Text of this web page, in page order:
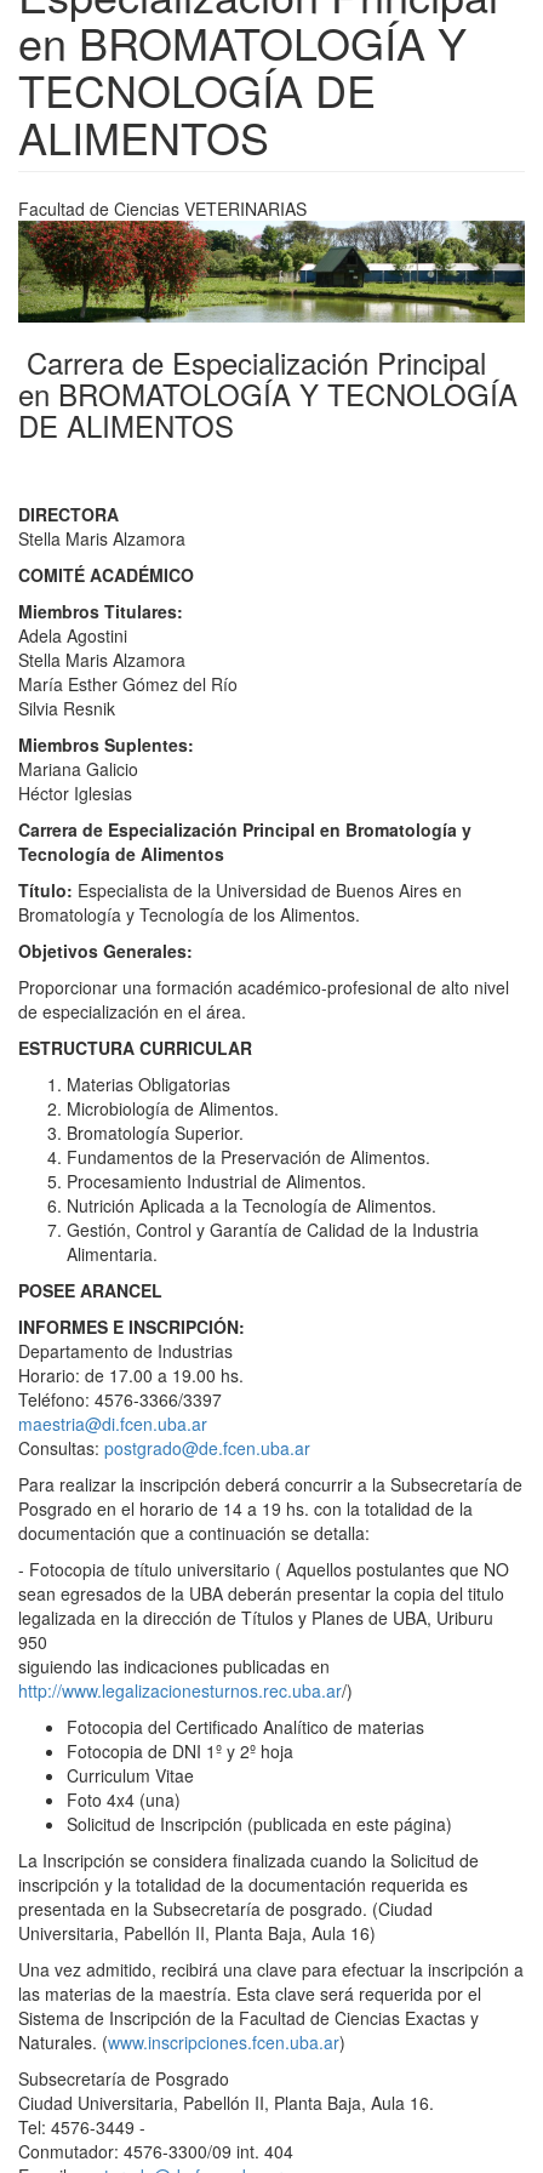
en BROMATOLOGÍA Y
TECNOLOGÍA DE
ALIMENTOS
Facultad de Ciencias VETERINARIAS
Previous Next
Carrera de Especialización Principal
en BROMATOLOGÍA Y TECNOLOGÍA
DE ALIMENTOS
DIRECTORA
Stella Maris Alzamora
COMITÉ ACADÉMICO
Miembros Titulares:
Adela Agostini
Stella Maris Alzamora
María Esther Gómez del Río
Silvia Resnik
Miembros Suplentes:
Mariana Galicio
Héctor Iglesias
Carrera de Especialización Principal en Bromatología y
Tecnología de Alimentos
Título: Especialista de la Universidad de Buenos Aires en
Bromatología y Tecnología de los Alimentos.
Objetivos Generales:
Proporcionar una formación académico-profesional de alto nivel
de especialización en el área.
ESTRUCTURA CURRICULAR
Materias Obligatorias
Microbiología de Alimentos.
Bromatología Superior.
Fundamentos de la Preservación de Alimentos.
Procesamiento Industrial de Alimentos.
Nutrición Aplicada a la Tecnología de Alimentos.
Gestión, Control y Garantía de Calidad de la Industria
Alimentaria.
POSEE ARANCEL
INFORMES E INSCRIPCIÓN:
Departamento de Industrias
Horario: de 17.00 a 19.00 hs.
Teléfono: 4576-3366/3397
maestria@di.fcen.uba.ar
Consultas: postgrado@de.fcen.uba.ar
Para realizar la inscripción deberá concurrir a la Subsecretaría de
Posgrado en el horario de 14 a 19 hs. con la totalidad de la
documentación que a continuación se detalla:
- Fotocopia de título universitario ( Aquellos postulantes que NO
sean egresados de la UBA deberán presentar la copia del titulo
legalizada en la dirección de Títulos y Planes de UBA, Uriburu
950
siguiendo las indicaciones publicadas en
http://www.legalizacionesturnos.rec.uba.ar/)
Fotocopia del Certificado Analítico de materias
Fotocopia de DNI 1º y 2º hoja
Curriculum Vitae
Foto 4x4 (una)
Solicitud de Inscripción (publicada en este página)
La Inscripción se considera finalizada cuando la Solicitud de
inscripción y la totalidad de la documentación requerida es
presentada en la Subsecretaría de posgrado. (Ciudad
Universitaria, Pabellón II, Planta Baja, Aula 16)
Una vez admitido, recibirá una clave para efectuar la inscripción a
las materias de la maestría. Esta clave será requerida por el
Sistema de Inscripción de la Facultad de Ciencias Exactas y
Naturales. (www.inscripciones.fcen.uba.ar)
Subsecretaría de Posgrado
Ciudad Universitaria, Pabellón II, Planta Baja, Aula 16.
Tel: 4576-3449 -
Conmutador: 4576-3300/09 int. 404